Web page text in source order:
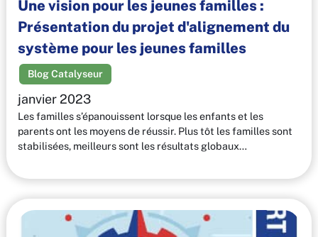
Une vision pour les jeunes familles :
Présentation du projet d'alignement du
système pour les jeunes familles
Blog Catalyseur
janvier 2023
Les familles s’épanouissent lorsque les enfants et les
parents ont les moyens de réussir. Plus tôt les familles sont
stabilisées, meilleurs sont les résultats globaux…